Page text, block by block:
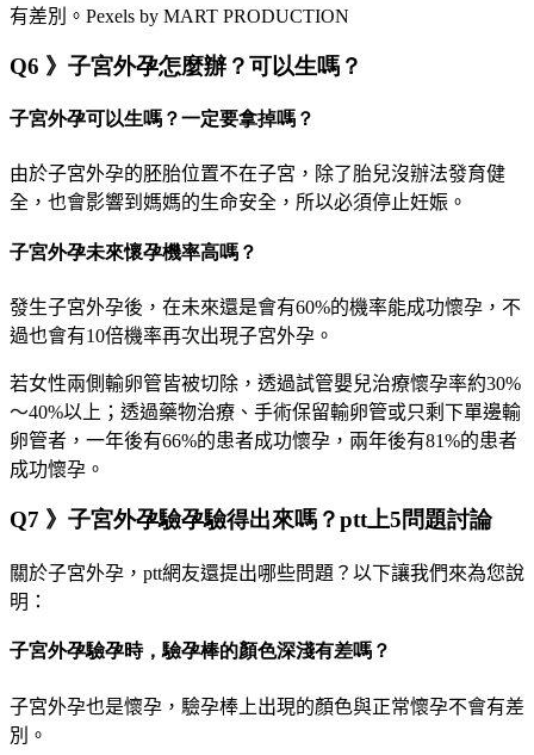
有差別。Pexels by MART PRODUCTION
Q6 》子宮外孕怎麼辦？可以生嗎？
子宮外孕可以生嗎？一定要拿掉嗎？
由於子宮外孕的胚胎位置不在子宮，除了胎兒沒辦法發育健
全，也會影響到媽媽的生命安全，所以必須停止妊娠。
子宮外孕未來懷孕機率高嗎？
發生子宮外孕後，在未來還是會有60%的機率能成功懷孕，不
過也會有10倍機率再次出現子宮外孕。
若女性兩側輸卵管皆被切除，透過試管嬰兒治療懷孕率約30%
～40%以上 ；透過藥物治療、手術保留輸卵管或只剩下單邊輸
卵管者，一年後有66%的患者成功懷孕，兩年後有81%的患者
成功懷孕。
Q7 》子宮外孕驗孕驗得出來嗎？ptt上5問題討論
關於子宮外孕， ptt網友還提出哪些問題？以下讓我們來為您說
明：
子宮外孕驗孕時，驗孕棒的顏色深淺有差嗎？
子宮外孕也是懷孕，驗孕棒上出現的顏色與正常懷孕不會有差
別。